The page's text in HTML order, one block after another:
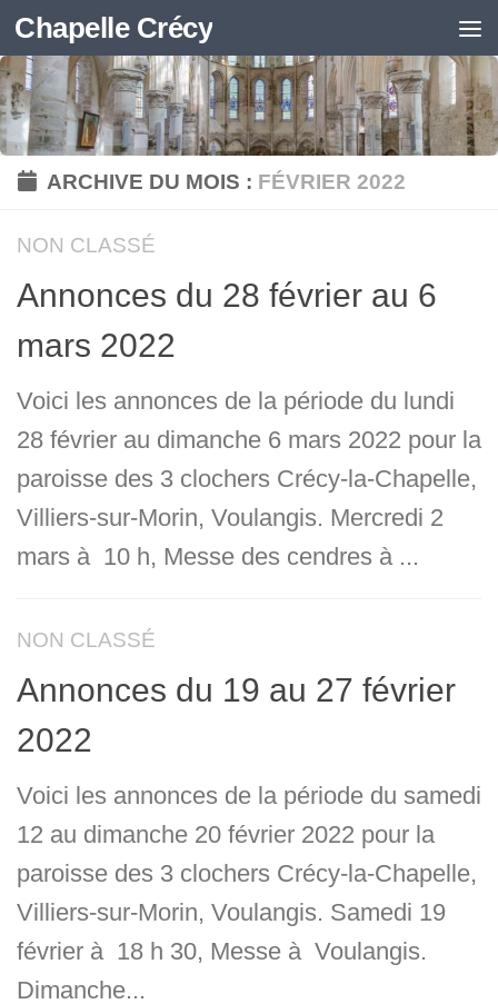
Skip to content
Chapelle Crécy
ARCHIVE DU MOIS : FÉVRIER 2022
NON CLASSÉ
Annonces du 28 février au 6
mars 2022
Voici les annonces de la période du lundi
28 février au dimanche 6 mars 2022 pour la
paroisse des 3 clochers Crécy-la-Chapelle,
Villiers-sur-Morin, Voulangis. Mercredi 2
mars à 10 h, Messe des cendres à ...
NON CLASSÉ
Annonces du 19 au 27 février
2022
Voici les annonces de la période du samedi
12 au dimanche 20 février 2022 pour la
paroisse des 3 clochers Crécy-la-Chapelle,
Villiers-sur-Morin, Voulangis. Samedi 19
février à 18 h 30, Messe à Voulangis.
Dimanche...